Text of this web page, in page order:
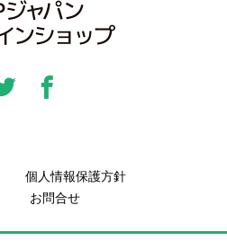
個人情報保護方針
お問合せ